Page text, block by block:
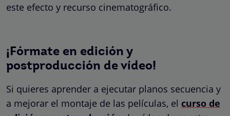
este efecto y recurso cinematográfico.
¡Fórmate en edición y
postproducción de vídeo!
Si quieres aprender a ejecutar planos secuencia y
a mejorar el montaje de las películas, el curso de